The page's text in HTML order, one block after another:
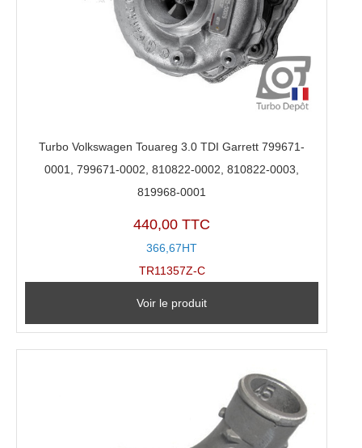
Turbo Volkswagen Touareg 3.0 TDI Garrett 799671-
0001, 799671-0002, 810822-0002, 810822-0003,
819968-0001
440,00 TTC
366,67HT
TR11357Z-C
Voir le produit